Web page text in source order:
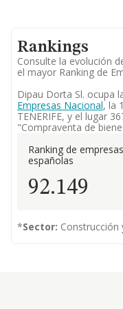
Rankings
Consulte la evolución
el mayor Ranking de
Dipau Dorta Sl. ocupa
Empresas Nacional, la
TENERIFE, y el lugar
"Compraventa de
Ranking de empresas
españolas
92.149
*Sector: Construcción